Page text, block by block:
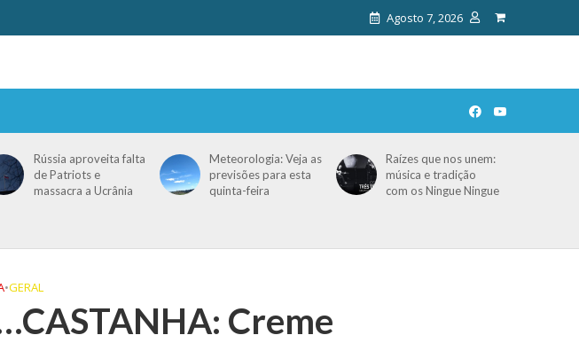
Agosto 7, 2026
Rússia aproveita falta
de Patriots e
massacra a Ucrânia
Meteorologia: Veja as
previsões para esta
quinta-feira
Raízes que nos unem:
música e tradição
com os Ningue Ningue
•GERAL
Creme